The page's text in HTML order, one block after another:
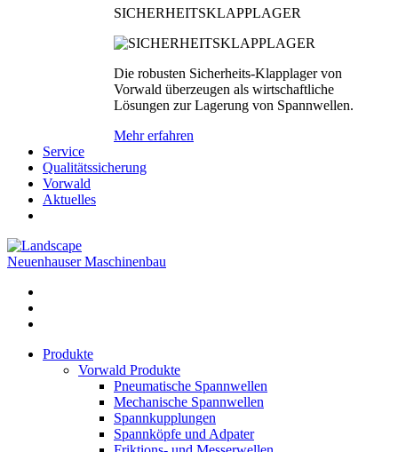
SICHERHEITSKLAPPLAGER
Die robusten Sicherheits-Klapplager von
Vorwald überzeugen als wirtschaftliche
Lösungen zur Lagerung von Spannwellen.
Mehr erfahren
Service
Qualitätssicherung
Vorwald
Aktuelles
Neuenhauser Maschinenbau
Produkte
Vorwald Produkte
Pneumatische Spannwellen
Mechanische Spannwellen
Spannkupplungen
Spannköpfe und Adpater